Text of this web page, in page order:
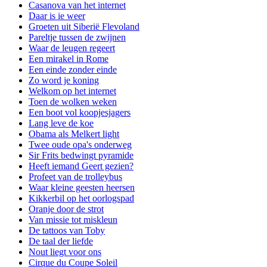
Casanova van het internet
Daar is ie weer
Groeten uit Siberië Flevoland
Pareltje tussen de zwijnen
Waar de leugen regeert
Een mirakel in Rome
Een einde zonder einde
Zo word je koning
Welkom op het internet
Toen de wolken weken
Een boot vol koopjesjagers
Lang leve de koe
Obama als Melkert light
Twee oude opa's onderweg
Sir Frits bedwingt pyramide
Heeft iemand Geert gezien?
Profeet van de trolleybus
Waar kleine geesten heersen
Kikkerbil op het oorlogspad
Oranje door de strot
Van missie tot miskleun
De tattoos van Toby
De taal der liefde
Nout liegt voor ons
Cirque du Coupe Soleil